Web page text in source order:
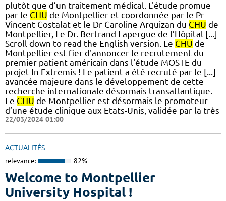
plutôt que d’un traitement médical. L'étude promue
par le CHU de Montpellier et coordonnée par le Pr
Vincent Costalat et le Dr Caroline Arquizan du CHU de
Montpellier, Le Dr. Bertrand Lapergue de l’Hôpital [...]
Scroll down to read the English version. Le CHU de
Montpellier est fier d'annoncer le recrutement du
premier patient américain dans l'étude MOSTE du
projet In Extremis ! Le patient a été recruté par le [...]
avancée majeure dans le développement de cette
recherche internationale désormais transatlantique.
Le CHU de Montpellier est désormais le promoteur
d’une étude clinique aux Etats-Unis, validée par la très
22/03/2024 01:00
ACTUALITÉS
relevance: 82%
Welcome to Montpellier
University Hospital !